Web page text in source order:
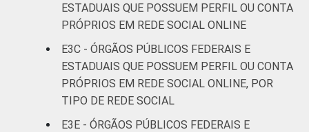
ESTADUAIS QUE POSSUEM PERFIL OU CONTA
PRÓPRIOS EM REDE SOCIAL ONLINE
E3C - ÓRGÃOS PÚBLICOS FEDERAIS E
ESTADUAIS QUE POSSUEM PERFIL OU CONTA
PRÓPRIOS EM REDE SOCIAL ONLINE, POR
TIPO DE REDE SOCIAL
E3E - ÓRGÃOS PÚBLICOS FEDERAIS E